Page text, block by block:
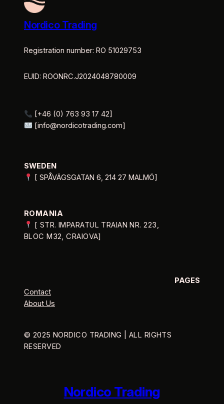
Nordico Trading
Registration number: RO 51029753
EUID: ROONRC.J2024048780009
[+46 (0) 763 93 17 42]
[info@nordicotrading.com]
SWEDEN
[ SPÅVÄGSGATAN 6, 214 27 MALMÖ]
ROMANIA
[ STR. IMPARATUL TRAIAN NR. 223,
BLOC M32, CRAIOVA]
PAGES
Contact
About Us
© 2025 NORDICO TRADING | ALL RIGHTS
RESERVED
Nordico Trading